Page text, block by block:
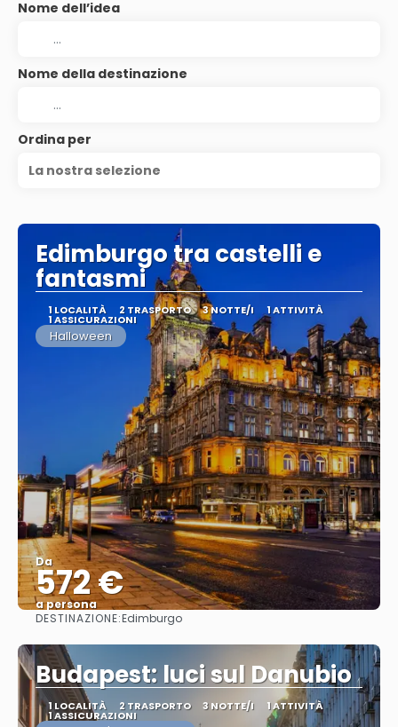
Nome dell’idea
Nome della destinazione
Ordina per
La nostra selezione
Edimburgo tra castelli e
fantasmi
1 LOCALITÀ 2 TRASPORTO 3 NOTTE/I 1 ATTIVITÀ
1 ASSICURAZIONI
Halloween
Da
572 €
a persona
Vedere
DESTINAZIONE:Edimburgo
Budapest: luci sul Danubio
1 LOCALITÀ 2 TRASPORTO 3 NOTTE/I 1 ATTIVITÀ
1 ASSICURAZIONI